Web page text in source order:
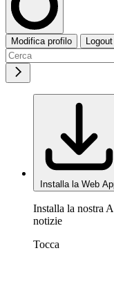
Modifica profilo Logout
Installa la Web
Installa la nostra
notizie
Tocca